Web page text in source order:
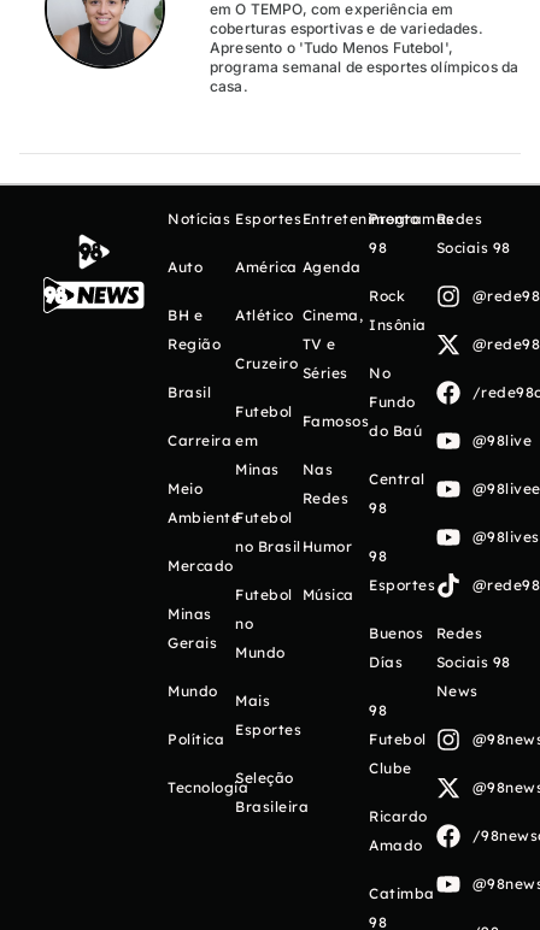
em O TEMPO, com experiência em
coberturas esportivas e de variedades.
Apresento o 'Tudo Menos Futebol',
programa semanal de esportes olímpicos da
casa.
Notícias
Auto
BH e
Região
Brasil
Carreira
Meio
Ambiente
Mercado
Minas
Gerais
Mundo
Política
Tecnologia
Esportes
América
Atlético
Cruzeiro
Futebol
em
Minas
Futebol
no Brasil
Futebol
no
Mundo
Mais
Esportes
Seleção
Brasileira
Entretenimento
Agenda
Cinema,
TV e
Séries
Famosos
Nas
Redes
Humor
Música
Programas
98
Rock
Insônia
No
Fundo
do Baú
Central
98
98
Esportes
Buenos
Días
98
Futebol
Clube
Ricardo
Amado
Catimba
98
Redes
Sociais 98
/
@98live
Redes
Sociais 98
News
/